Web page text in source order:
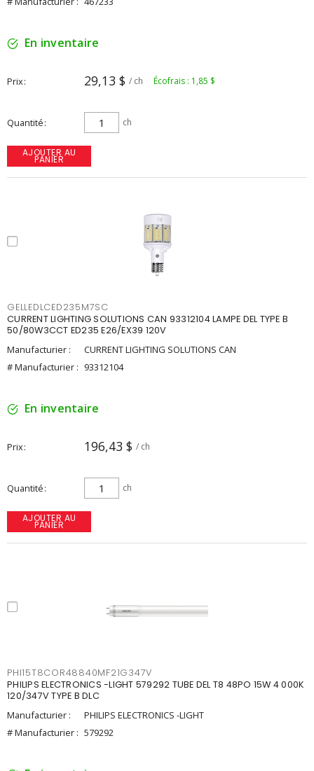
En inventaire
Prix 29,13 $ / ch Écofrais : 1,85 $
Quantité ch
AJOUTER AU
PANIER
GELLEDLCED235M7SC
CURRENT LIGHTING SOLUTIONS CAN 93312104 LAMPE DEL TYPE B
50/80W3CCT ED235 E26/EX39 120V
Manufacturier :
CURRENT LIGHTING SOLUTIONS CAN
# Manufacturier : 93312104
En inventaire
Prix 196,43 $ / ch
Quantité ch
AJOUTER AU
PANIER
PHI15T8COR48840MF21G347V
PHILIPS ELECTRONICS -LIGHT 579292 TUBE DEL T8 48PO 15W 4 000K
120/347V TYPE B DLC
Manufacturier :
PHILIPS ELECTRONICS -LIGHT
# Manufacturier : 579292